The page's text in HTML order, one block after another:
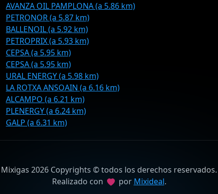
AVANZA OIL PAMPLONA (a 5.86 km)
PETRONOR (a 5.87 km)
BALLENOIL (a 5.92 km)
PETROPRIX (a 5.93 km)
CEPSA (a 5.95 km)
CEPSA (a 5.95 km)
URAL ENERGY (a 5.98 km)
LA ROTXA ANSOAIN (a 6.16 km)
ALCAMPO (a 6.21 km)
PLENERGY (a 6.24 km)
GALP (a 6.31 km)
Mixigas 2026 Copyrights © todos los derechos reservados.
Realizado con
por Mixideal.